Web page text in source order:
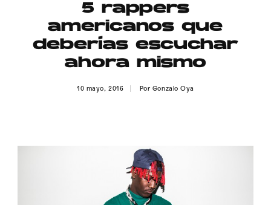
Publicidad
Contacto
Aviso Legal
5 rappers
americanos que
deberías escuchar
ahora mismo
10 mayo, 2016 Por Gonzalo Oya